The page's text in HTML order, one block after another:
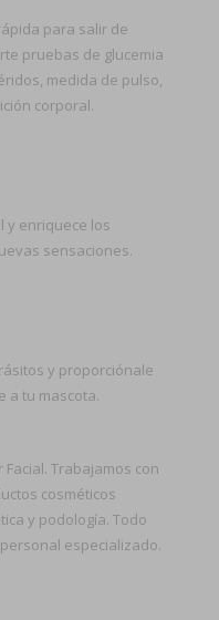
para salir de
pruebas de glucemia
medida de pulso,
corporal.
y enriquece los
sensaciones.
y proporciónale
a tu mascota.
Trabajamos con
cosméticos
y podología. Todo
especializado.